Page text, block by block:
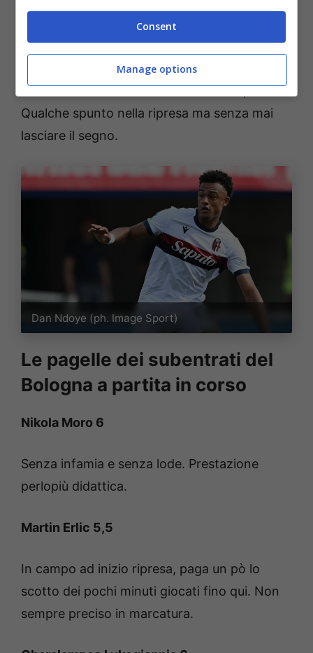
Empoli.
Gioca a sinistra ma combina davvero poco.
Qualche spunto nella ripresa ma senza mai
lasciare il segno.
Dan Ndoye (ph. Image Sport)
Le pagelle dei subentrati del
Bologna a partita in corso
Nikola Moro 6
Senza infamia e senza lode. Prestazione
perlopiù didattica.
Martin Erlic 5,5
In campo ad inizio ripresa, paga un pò lo
scotto dei pochi minuti giocati fino qui. Non
sempre preciso in marcatura.
Consent
Manage options